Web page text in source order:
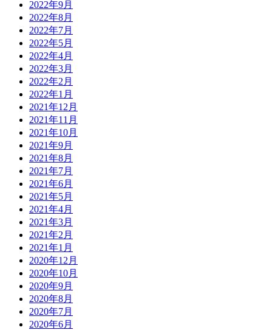
2022年9月
2022年8月
2022年7月
2022年5月
2022年4月
2022年3月
2022年2月
2022年1月
2021年12月
2021年11月
2021年10月
2021年9月
2021年8月
2021年7月
2021年6月
2021年5月
2021年4月
2021年3月
2021年2月
2021年1月
2020年12月
2020年10月
2020年9月
2020年8月
2020年7月
2020年6月